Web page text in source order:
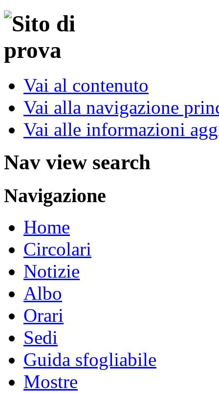
Vai al contenuto
Vai alla navigazione
Vai alle informazioni
Nav view search
Navigazione
Home
Circolari
Notizie
Albo
Orari
Sedi
Guida sfogliabile
Mostre